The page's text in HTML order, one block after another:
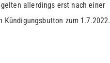
allerdings erst nach einer
zum 1.7.2022.